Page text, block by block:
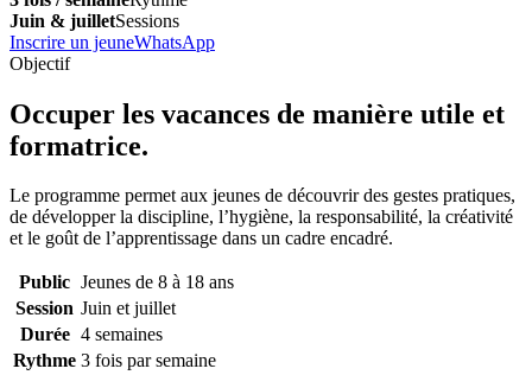
Juin & juilletSessions
Inscrire un jeuneWhatsApp
Objectif
Occuper les vacances de manière utile et
formatrice.
Le programme permet aux jeunes de découvrir des gestes pratiques,
de développer la discipline, l’hygiène, la responsabilité, la créativité
et le goût de l’apprentissage dans un cadre encadré.
Public Jeunes de 8 à 18 ans
Session Juin et juillet
Durée 4 semaines
Rythme 3 fois par semaine